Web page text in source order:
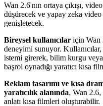
Wan 2.6'nın ortaya çıkışı,
düşürecek ve yapay zeka video
genişletecek.
Bireysel kullanıcılar için Wan
deneyimi sunuyor.
istemi girerek, bilim kurgu
başrol oynadığı yaratıcı kısa
Reklam tasarımı ve kısa
yaratıcılık alanında, Wan 2.6,
anlatı kısa filmleri oluşturabilir.